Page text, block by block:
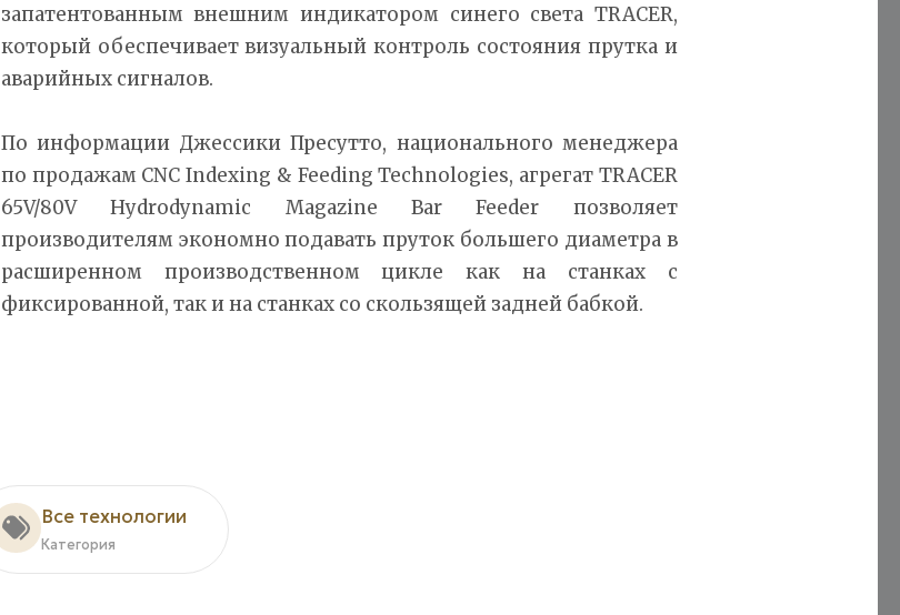
запатентованным внешним индикатором синего света TRACER,
который обеспечивает визуальный контроль состояния прутка и
аварийных сигналов.
По информации Джессики Пресутто, национального менеджера
по продажам CNC Indexing & Feeding Technologies, агрегат TRACER
65V/80V Hydrodynamic Magazine Bar Feeder позволяет
производителям экономно подавать пруток большего диаметра в
расширенном производственном цикле как на станках с
фиксированной, так и на станках со скользящей задней бабкой.
Все технологии
Категория